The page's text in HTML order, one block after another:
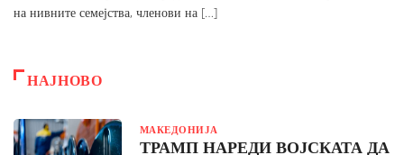
на нивните семејства, членови на […]
НАЈНОВО
МАКЕДОНИЈА
ТРАМП НАРЕДИ ВОЈСКАТА ДА